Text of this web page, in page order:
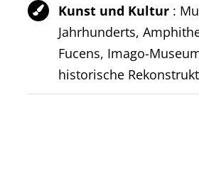
Kunst und Kultur:
Jahrhunderts,
Fucens, Imago-
historische